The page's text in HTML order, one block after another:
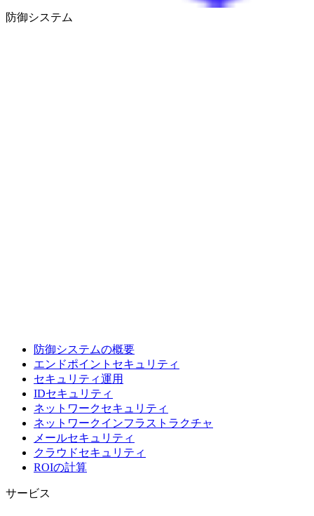
防御システム
防御システムの概要
エンドポイントセキュリティ
セキュリティ運用
IDセキュリティ
ネットワークセキュリティ
ネットワークインフラストラクチャ
メールセキュリティ
クラウドセキュリティ
ROIの計算
サービス